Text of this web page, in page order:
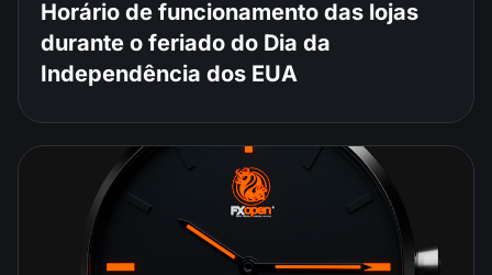
Horário de funcionamento das lojas
durante o feriado do Dia da
Independência dos EUA